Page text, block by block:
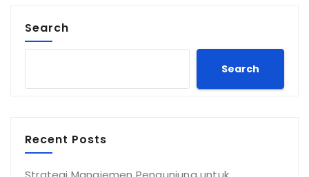
Search
Search
Recent Posts